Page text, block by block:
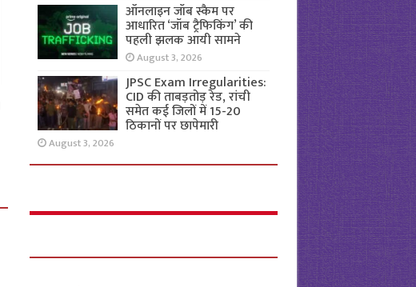
ऑनलाइन जॉब स्कैम पर
आधारित ‘जॉब ट्रैफिकिंग’ की
पहली झलक आयी सामने
August 3, 2026
JPSC Exam Irregularities:
CID की ताबड़तोड़ रेड, रांची
समेत कई जिलों में 15-20
ठिकानों पर छापेमारी
August 3, 2026